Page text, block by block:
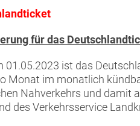
für das
01.05.2023 ist das
Monat im monatlich
Nahverkehrs und damit
des Verkehrsservice